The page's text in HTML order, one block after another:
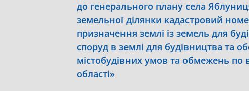
до генерального плану села
земельної ділянки кадастровий
призначення землі із земель для
споруд в землі для будівництва та
містобудівних умов та обмежень по
області»